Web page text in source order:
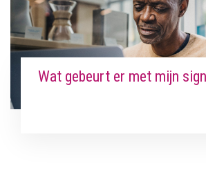
Wat gebeurt er met mijn